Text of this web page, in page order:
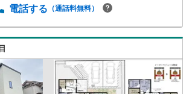
相談会 無料物件のご紹介だけでなく住宅ロー
歓迎です！年間8000棟以上の限定物件を発表し
プンハウスだから出会える物件が多数ございま
気軽にご連絡・ご相談ください！※限定物件:当
しくは当社を含めた数社でのみご紹介可能なオ
ウス・ディベロップメントの物件
電話する （通話料無料）